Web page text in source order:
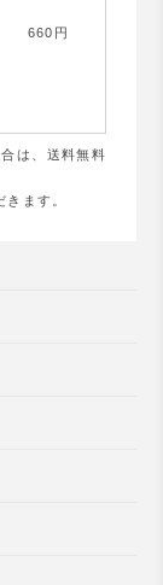
660円
は、送料無料
ます。